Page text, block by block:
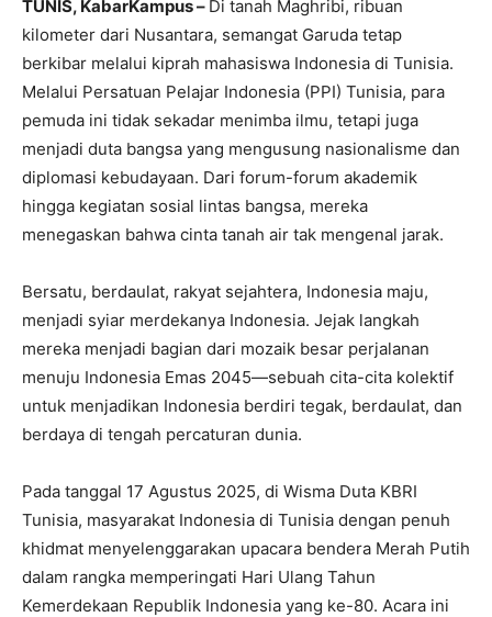
TUNIS, KabarKampus – Di tanah Maghribi, ribuan
kilometer dari Nusantara, semangat Garuda tetap
berkibar melalui kiprah mahasiswa Indonesia di Tunisia.
Melalui Persatuan Pelajar Indonesia (PPI) Tunisia, para
pemuda ini tidak sekadar menimba ilmu, tetapi juga
menjadi duta bangsa yang mengusung nasionalisme dan
diplomasi kebudayaan. Dari forum-forum akademik
hingga kegiatan sosial lintas bangsa, mereka
menegaskan bahwa cinta tanah air tak mengenal jarak.
Bersatu, berdaulat, rakyat sejahtera, Indonesia maju,
menjadi syiar merdekanya Indonesia. Jejak langkah
mereka menjadi bagian dari mozaik besar perjalanan
menuju Indonesia Emas 2045—sebuah cita-cita kolektif
untuk menjadikan Indonesia berdiri tegak, berdaulat, dan
berdaya di tengah percaturan dunia.
Pada tanggal 17 Agustus 2025, di Wisma Duta KBRI
Tunisia, masyarakat Indonesia di Tunisia dengan penuh
khidmat menyelenggarakan upacara bendera Merah Putih
dalam rangka memperingati Hari Ulang Tahun
Kemerdekaan Republik Indonesia yang ke-80. Acara ini